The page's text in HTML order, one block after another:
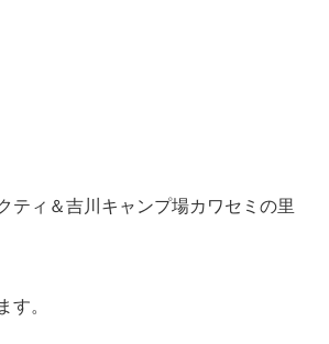
ティ＆吉川キャンプ場カワセミの里
す。